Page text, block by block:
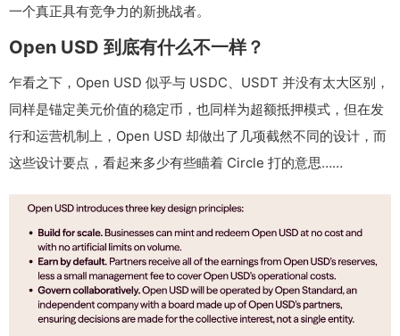
一个真正具有竞争力的新挑战者。
Open USD 到底有什么不一样？
乍看之下，Open USD 似乎与 USDC、USDT 并没有太大区别，
同样是锚定美元价值的稳定币，也同样为超额抵押模式，但在发
行和运营机制上，Open USD 却做出了几项截然不同的设计，而
这些设计要点，看起来多少有些瞄着 Circle 打的意思……